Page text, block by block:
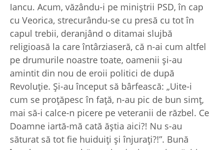
Iancu. Acum, văzându-i pe miniştrii PSD, în cap
cu Veorica, strecurându-se cu presă cu tot în
capul trebii, deranjând o ditamai slujbă
religioasă la care întârziaseră, că n-ai cum altfel
pe drumurile noastre toate, oamenii şi-au
amintit din nou de eroii politici de după
Revoluţie. Şi-au început să bârfească: „Uite-i
cum se proţăpesc în faţă, n-au pic de bun simţ,
mai să-i calce-n picere pe veteranii de răzbel. Ce
Doamne iartă-mă cată ăştia aici?! Nu s-au
săturat să tot fie huiduiţi şi înjuraţi?!”. Bună